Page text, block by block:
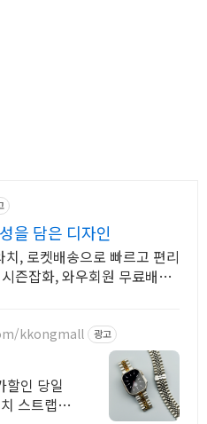
을 담은 디자인
, 로켓배송으로 빠르고 편리
즌잡화, 와우회원 무료배송
kkongmall 광고
할인 당일
스트랩